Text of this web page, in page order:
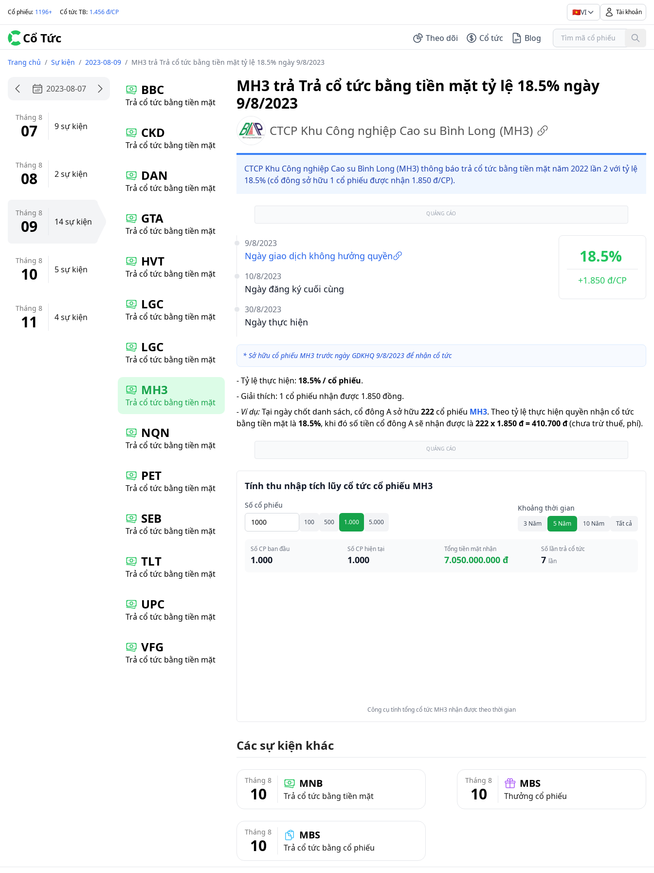
Cổ phiếu: 1196+ Cổ tức TB: 1.456 đ/CP 🇻🇳VI Tài khoản
Cổ Tức Theo dõi Cổ tức Blog
Trang chủ / Sự kiện / 2023-08-09 / MH3 trả Trả cổ tức bằng tiền mặt tỷ lệ 18.5% ngày 9/8/2023
2023-08-07
Tháng 8
07 9 sự kiện
Tháng 8
08 2 sự kiện
Tháng 8
09 14 sự kiện
Tháng 8
10 5 sự kiện
Tháng 8
11 4 sự kiện
BBC
Trả cổ tức bằng tiền mặt
CKD
Trả cổ tức bằng tiền mặt
DAN
Trả cổ tức bằng tiền mặt
GTA
Trả cổ tức bằng tiền mặt
HVT
Trả cổ tức bằng tiền mặt
LGC
Trả cổ tức bằng tiền mặt
LGC
Trả cổ tức bằng tiền mặt
MH3
Trả cổ tức bằng tiền mặt
NQN
Trả cổ tức bằng tiền mặt
PET
Trả cổ tức bằng tiền mặt
SEB
Trả cổ tức bằng tiền mặt
TLT
Trả cổ tức bằng tiền mặt
UPC
Trả cổ tức bằng tiền mặt
VFG
Trả cổ tức bằng tiền mặt
MH3 trả Trả cổ tức bằng tiền mặt tỷ lệ 18.5% ngày
9/8/2023
CTCP Khu Công nghiệp Cao su Bình Long (MH3)
CTCP Khu Công nghiệp Cao su Bình Long (MH3) thông báo trả cổ tức bằng tiền mặt năm 2022 lần 2 với tỷ lệ
18.5% (cổ đông sở hữu 1 cổ phiếu được nhận 1.850 đ/CP).
QUẢNG CÁO
9/8/2023
Ngày giao dịch không hưởng quyền
10/8/2023
Ngày đăng ký cuối cùng
30/8/2023
Ngày thực hiện
18.5%
+1.850 đ/CP
* Sở hữu cổ phiếu MH3 trước ngày GDKHQ 9/8/2023 để nhận cổ tức
-Tỷ lệ thực hiện: 18.5% / cổ phiếu.
- Giải thích: 1 cổ phiếu nhận được 1.850 đồng.
- Ví dụ:Tại ngày chốt danh sách, cổ đông A sở hữu 222cổ phiếu MH3. Theo tỷ lệ thực hiện quyền nhận cổ tức
bằng tiền mặt là 18.5%, khi đó số tiền cổ đông A sẽ nhận được là 222x 1.850 đ=410.700 đ(chưa trừ thuế, phí).
QUẢNG CÁO
Tính thu nhập tích lũy cổ tức cổ phiếu MH3
Số cổ phiếu
100 500 1.000 5.000
Khoảng thời gian
3 Năm 5 Năm 10 Năm Tất cả
Số CP ban đầu
1.000
Số CP hiện tại
1.000
Tổng tiền mặt nhận
7.050.000.000 đ
Số lần trả cổ tức
7 lần
Công cụ tính tổng cổ tức MH3 nhận được theo thời gian
Các sự kiện khác
Tháng 8
10
MNB
Trả cổ tức bằng tiền mặt
Tháng 8
10
MBS
Thưởng cổ phiếu
Tháng 8
10
MBS
Trả cổ tức bằng cổ phiếu